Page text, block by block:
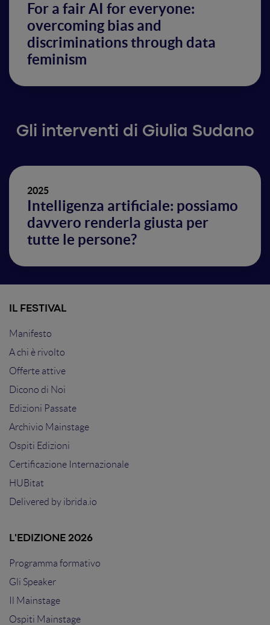
For a fair AI for everyone:
overcoming bias and
discriminations through data
feminism
Gli interventi di Giulia Sudano
2025
Intelligenza artificiale: possiamo
davvero renderla giusta per
tutte le persone?
IL FESTIVAL
Manifesto
A chi è rivolto
Offerte attive
Dicono di Noi
Edizioni Passate
Archivio Mainstage
Ospiti Edizioni
Certificazione Internazionale
HUBitat
Delivered by ibrida.io
L'EDIZIONE 2026
Programma formativo
Gli Speaker
Il Mainstage
Ospiti Mainstage